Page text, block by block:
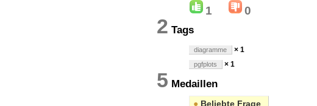
1 0
2 Tags
diagramme × 1
pgfplots × 1
5 Medaillen
● Beliebte Frage